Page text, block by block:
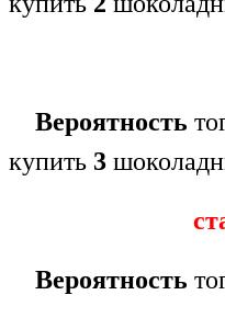
Вероятность
купить 3
Вероятность